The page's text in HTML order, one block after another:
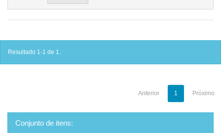
Resultado 1-1 de 1.
Anterior 1 Próximo
Conjunto de itens: